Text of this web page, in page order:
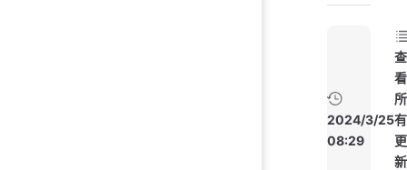
2024/3/25
08:29
查
看
所
有
更
新